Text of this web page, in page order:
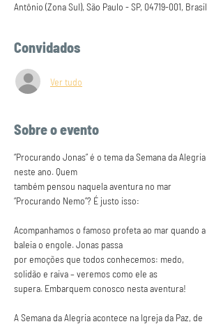
Antônio (Zona Sul), São Paulo - SP, 04719-001, Brasil
Convidados
Ver tudo
Sobre o evento
“Procurando Jonas” é o tema da Semana da Alegria
neste ano. Quem
também pensou naquela aventura no mar
“Procurando Nemo”? É justo isso:
Acompanhamos o famoso profeta ao mar quando a
baleia o engole. Jonas passa
por emoções que todos conhecemos: medo,
solidão e raiva – veremos como ele as
supera. Embarquem conosco nesta aventura!
A Semana da Alegria acontece na Igreja da Paz, de